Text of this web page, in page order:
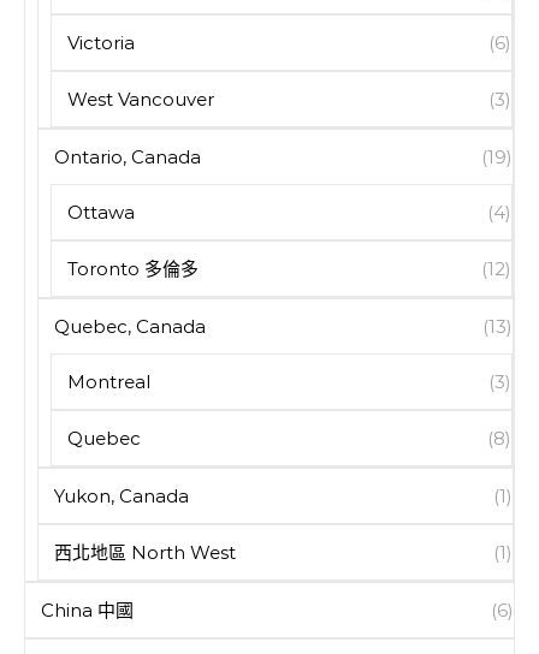
Victoria (6)
West Vancouver (3)
Ontario, Canada (19)
Ottawa (4)
Toronto 多倫多 (12)
Quebec, Canada (13)
Montreal (3)
Quebec (8)
Yukon, Canada (1)
西北地區 North West (1)
China 中國 (6)